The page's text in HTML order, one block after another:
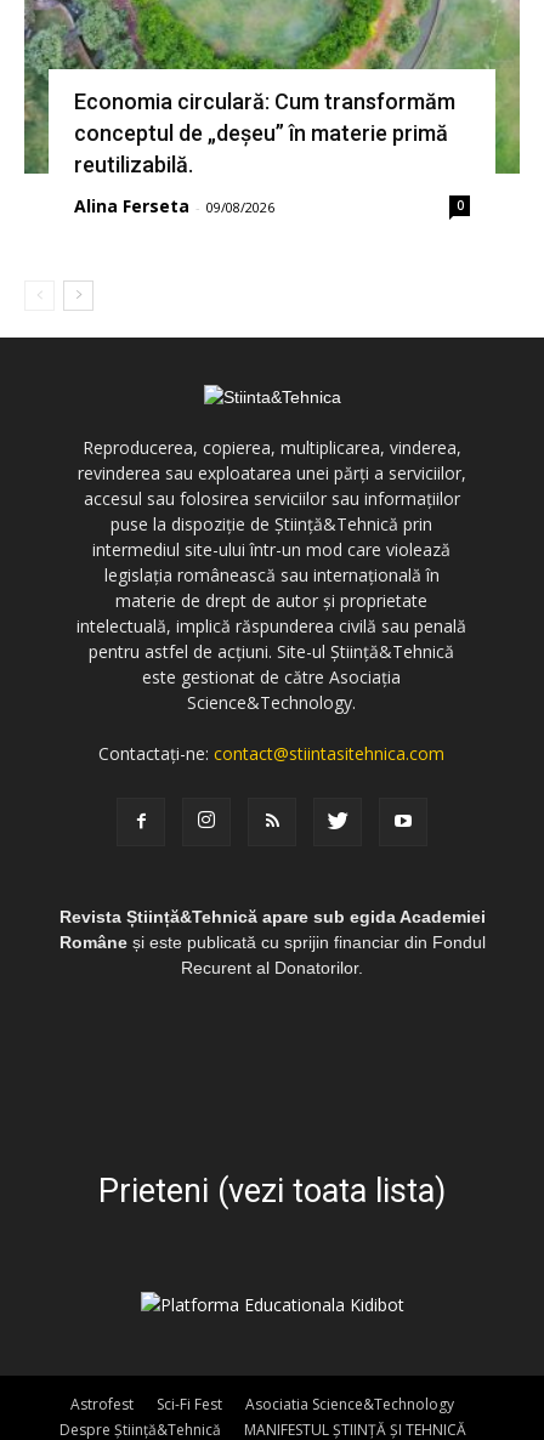
Economia circulară: Cum transformăm
conceptul de „deșeu” în materie primă
reutilizabilă.
Alina Ferseta - 09/08/2026 0
Reproducerea, copierea, multiplicarea, vinderea,
revinderea sau exploatarea unei părți a serviciilor,
accesul sau folosirea serviciilor sau informațiilor
puse la dispoziție de Știință&Tehnică prin
intermediul site-ului într-un mod care violează
legislația românească sau internațională în
materie de drept de autor și proprietate
intelectuală, implică răspunderea civilă sau penală
pentru astfel de acțiuni. Site-ul Știință&Tehnică
este gestionat de către Asociația
Science&Technology.
Contactați-ne:contact@stiintasitehnica.com
Revista Știință&Tehnică apare sub egida Academiei
Româneși este publicată cu sprijin financiar din Fondul
Recurent al Donatorilor.
Prieteni (vezi toata lista)
Astrofest Sci-Fi Fest
Asociatia Science&Technology
Despre Știință&Tehnică
MANIFESTUL ȘTIINȚĂ ȘI TEHNICĂ